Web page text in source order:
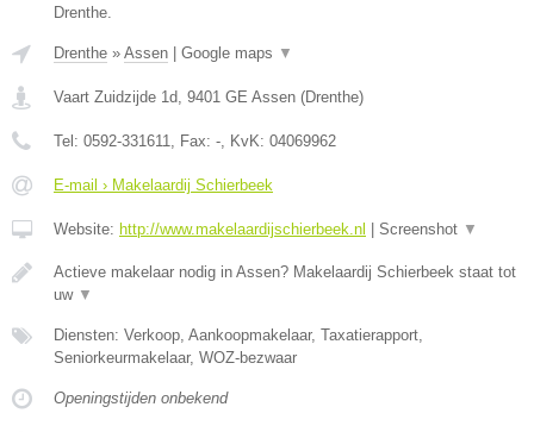
Drenthe.
Drenthe » Assen Google maps ▼
Vaart Zuidzijde 1d, 9401 GE Assen (Drenthe)
Tel: 0592-331611, Fax: -, KvK: 04069962
E-mail › Makelaardij Schierbeek
Website: http://www.makelaardijschierbeek.nl Screenshot ▼
Actieve makelaar nodig in Assen? Makelaardij Schierbeek staat tot
uw ▼
Diensten: Verkoop, Aankoopmakelaar, Taxatierapport,
Seniorkeurmakelaar, WOZ-bezwaar
Openingstijden onbekend